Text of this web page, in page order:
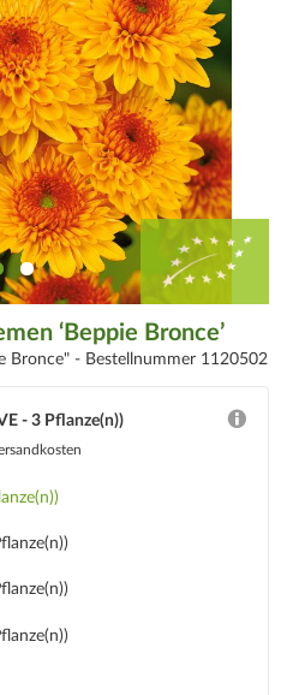
‘Beppie Bronce’
Bronce" - Bestellnummer 1120502
- 3 Pflanze(n))